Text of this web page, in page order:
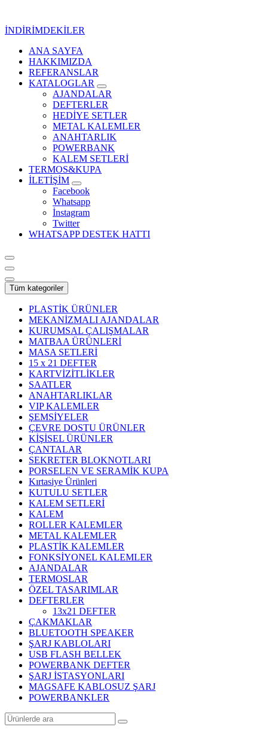
İNDİRİMDEKİLER
Kurumsal Promosyon-Hediyelik
ANA SAYFA
HAKKIMIZDA
REFERANSLAR
KATALOGLAR
AJANDALAR
DEFTERLER
HEDİYE SETLER
METAL KALEMLER
ANAHTARLIK
POWERBANK
KALEM SETLERİ
TERMOS&KUPA
İLETİŞİM
Facebook
Whatsapp
İnstagram
Twitter
WHATSAPP DESTEK HATTI
Tüm kategoriler
PLASTİK ÜRÜNLER
MEKANİZMALI AJANDALAR
KURUMSAL ÇALIŞMALAR
MATBAA ÜRÜNLERİ
MASA SETLERİ
15 x 21 DEFTER
KARTVİZİTLİKLER
SAATLER
ANAHTARLIKLAR
VIP KALEMLER
ŞEMSİYELER
ÇEVRE DOSTU ÜRÜNLER
KİŞİSEL ÜRÜNLER
ÇANTALAR
SEKRETER BLOKNOTLARI
PORSELEN VE SERAMİK KUPA
Kırtasiye Ürünleri
KUTULU SETLER
KALEM SETLERİ
KALEM
ROLLER KALEMLER
METAL KALEMLER
PLASTİK KALEMLER
FONKSİYONEL KALEMLER
AJANDALAR
TERMOSLAR
ÖZEL TASARIMLAR
DEFTERLER
13x21 DEFTER
ÇAKMAKLAR
BLUETOOTH SPEAKER
ŞARJ KABLOLARI
USB FLASH BELLEK
POWERBANK DEFTER
ŞARJ İSTASYONLARI
MAGSAFE KABLOSUZ ŞARJ
POWERBANKLER